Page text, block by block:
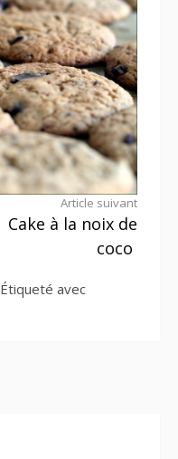
Article suivant
Cake à la noix de
coco
Étiqueté avec